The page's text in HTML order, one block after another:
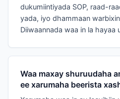
dukumiintiyada SOP, raad-
yada, iyo dhammaan
Diiwaannada waa in la hayaa
Waa maxay shuruudaha
ee xarumaha beerista